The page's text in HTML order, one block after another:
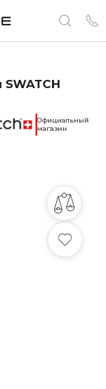
Официальный
магазин